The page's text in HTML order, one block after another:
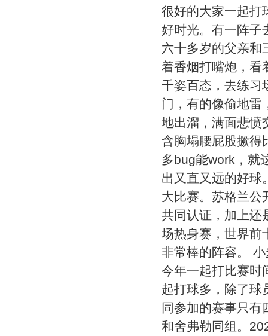
很好的大家一起打
好时光。有一阵子
六十多岁的父亲和
着香烟打嘴炮，看
千姿百态，去练习
门，有的像偷地雷
地出溜，满面悲愤
含胸塌腰屁股撅得
多bug能work，就
出又直又远的好球
大比赛。苏格兰公
共同认证，加上还
场热身赛，世界前
非常棒的阵容。
今年一起打比赛时
起打球多，除了球
同参加的赛事只有
和舍弗勒同组。